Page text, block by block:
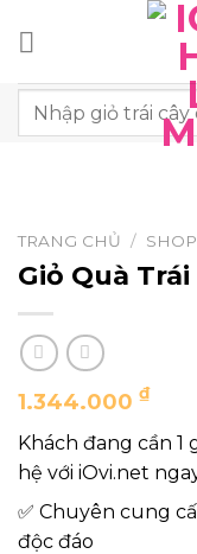
dung
Tìm
TRANG CHỦ / SHOP
Giỏ Quà Trái
1.344.000 ₫
Khách đang cần 1
hệ với iOvi.net
✅ Chuyên cung
độc đáo